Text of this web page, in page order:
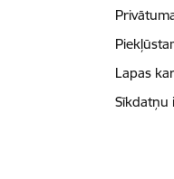
Lapas
Sīkdatņu